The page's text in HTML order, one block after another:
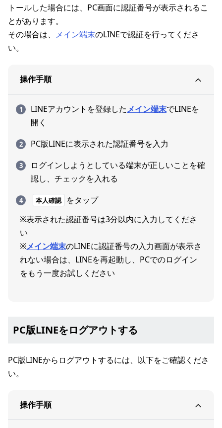
トールした場合には、PC画面に認証番号が表示されるこ
とがあります。
その場合は、 メイン端末のLINEで認証を行ってくださ
い。
操作手順
LINEアカウントを登録したメイン端末でLINEを
開く
PC版LINEに表示された認証番号を入力
ログインしようとしている端末が正しいことを確
認し、チェックを入れる
本人確認
をタップ
※表示された認証番号は3分以内に入力してくださ
い
※メイン端末のLINEに認証番号の入力画面が表示さ
れない場合は、LINEを再起動し、PCでのログイン
をもう一度お試しください
PC版LINEをログアウトする
PC版LINEからログアウトするには、以下をご確認くださ
い。
操作手順